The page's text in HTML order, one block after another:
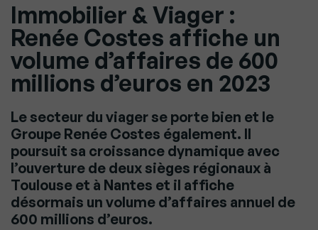
Immobilier & Viager :
Renée Costes affiche un
volume d’affaires de 600
millions d’euros en 2023
Le secteur du viager se porte bien et le
Groupe Renée Costes également. Il
poursuit sa croissance dynamique avec
l’ouverture de deux sièges régionaux à
Toulouse et à Nantes et il affiche
désormais un volume d’affaires annuel de
600 millions d’euros.